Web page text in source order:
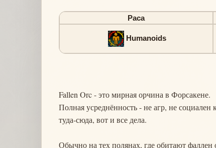
Раса
Humanoids
Fallen Orc - это мирная орчина в Форсакене.
Полная усреднённость - не агр, не
туда-сюда, вот и все дела.
Обычно на тех полянах, где обитают